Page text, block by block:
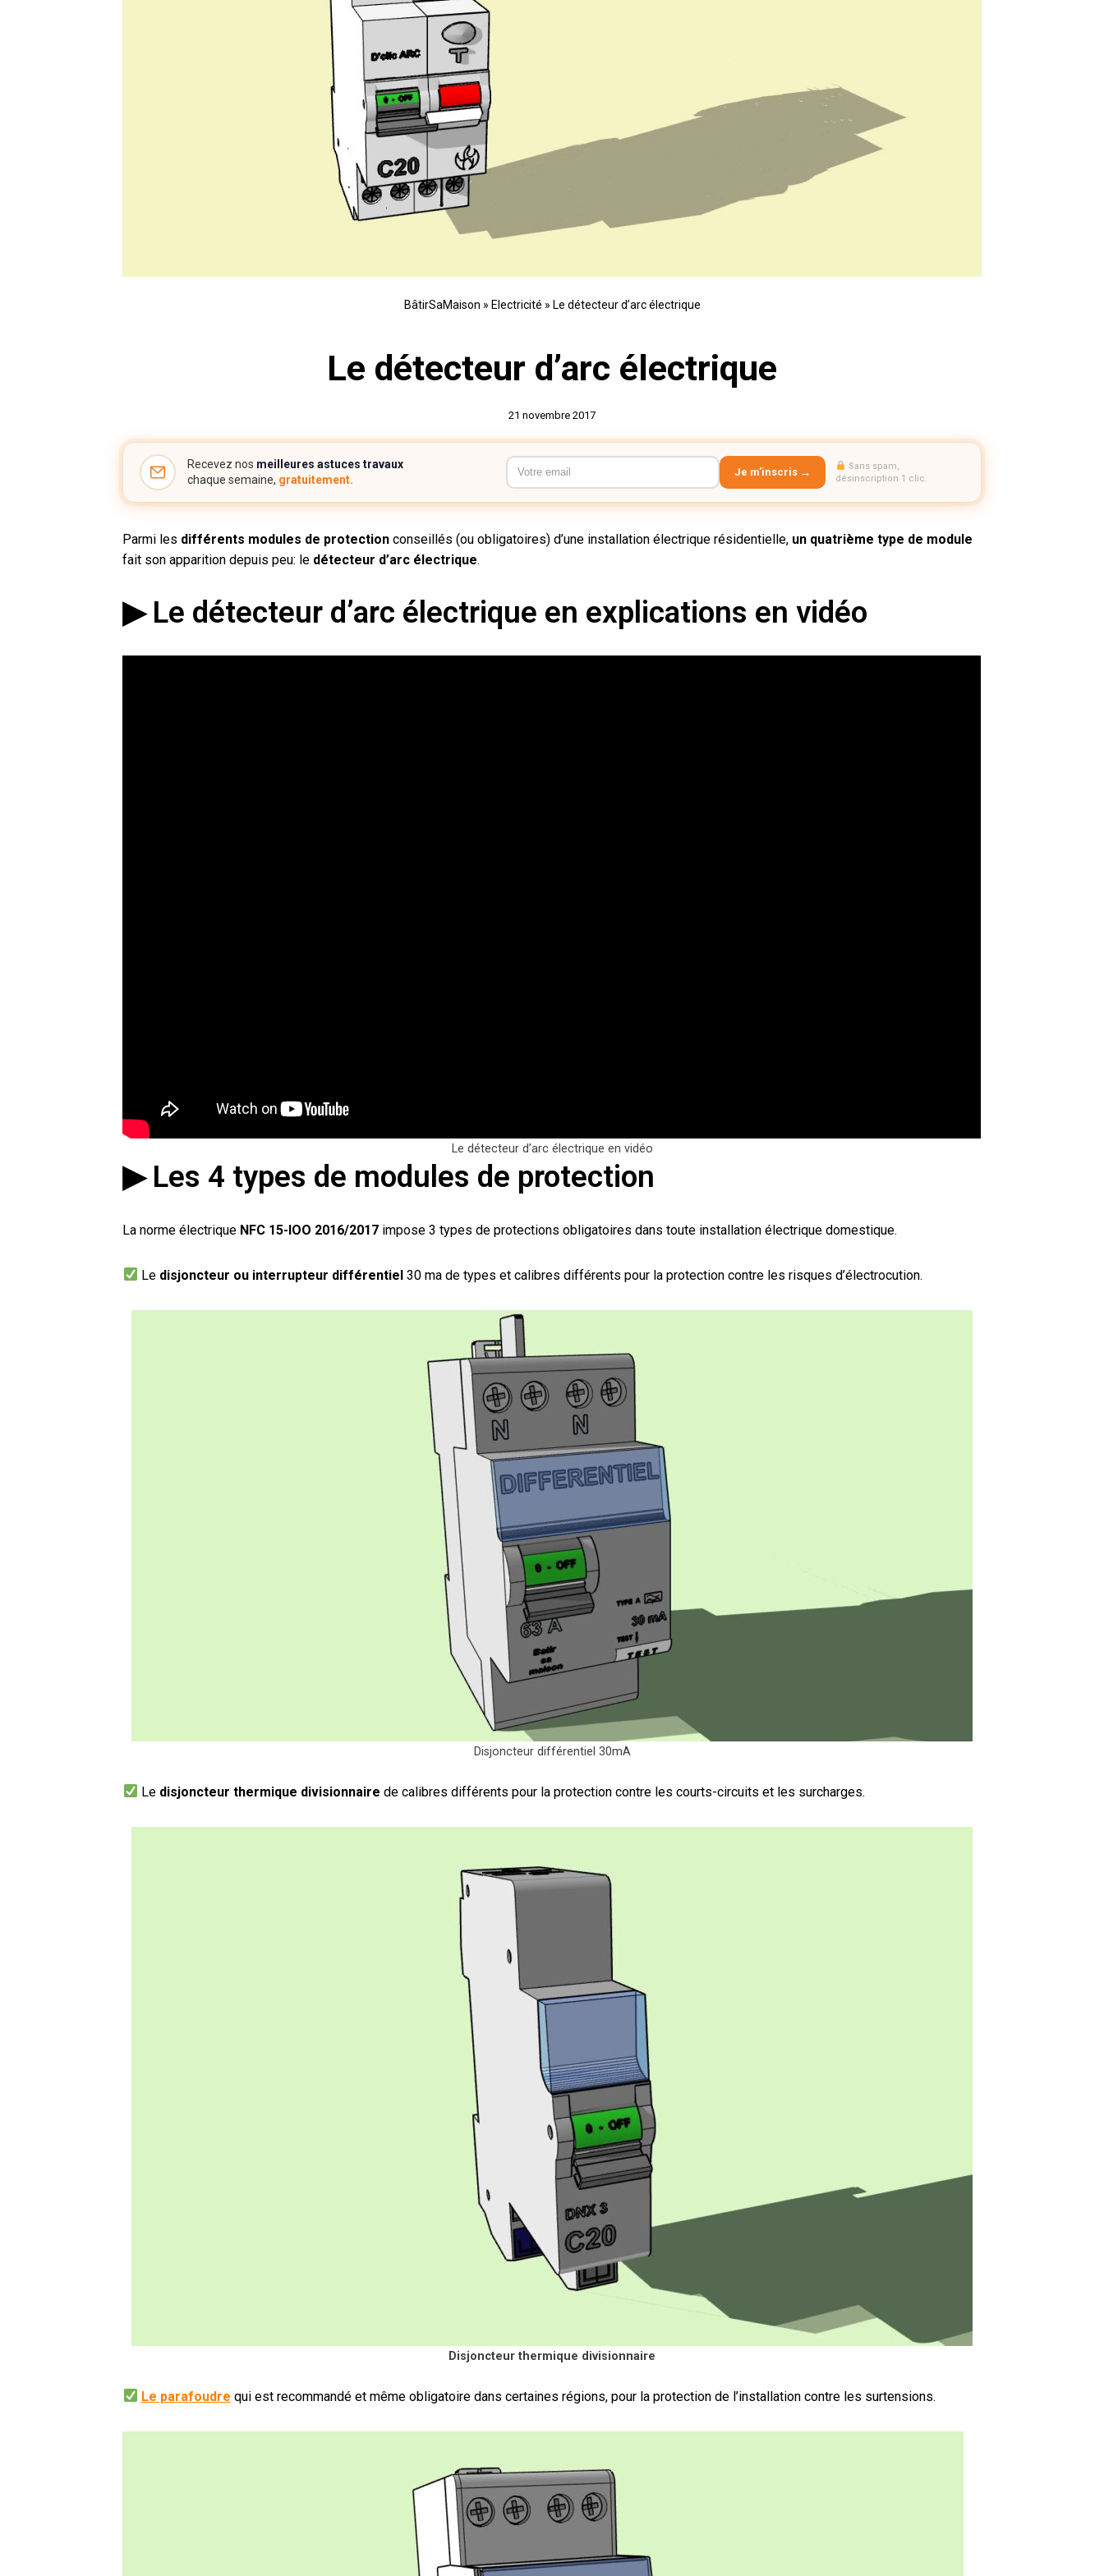
BâtirSaMaison » Electricité » Le détecteur d’arc électrique
Le détecteur d’arc électrique
21 novembre 2017
Recevez nos meilleures astuces travaux
chaque semaine, gratuitement.
Je m’inscris →
Sans spam,
désinscription 1 clic.
Parmi les différents modules de protection conseillés (ou obligatoires) d’une installation électrique résidentielle, un quatrième type de module
fait son apparition depuis peu: le détecteur d’arc électrique.
▶ Le détecteur d’arc électrique en explications en vidéo
Le détecteur d’arc électrique en vidéo
▶ Les 4 types de modules de protection
La norme électrique NFC 15-IOO 2016/2017 impose 3 types de protections obligatoires dans toute installation électrique domestique.
Le disjoncteur ou interrupteur différentiel30 ma de types et calibres différents pour la protection contre les risques d’électrocution.
Disjoncteur différentiel 30mA
Le disjoncteur thermique divisionnaire de calibres différents pour la protection contre les courts-circuits et les surcharges.
Disjoncteur thermique divisionnaire
Le parafoudre qui est recommandé et même obligatoire dans certaines régions, pour la protection de l’installation contre les surtensions.